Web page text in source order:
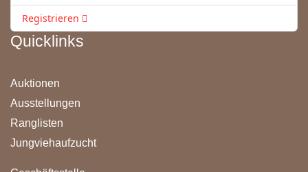
Quicklinks
Auktionen
Ausstellungen
Ranglisten
Jungviehaufzucht
Registrieren